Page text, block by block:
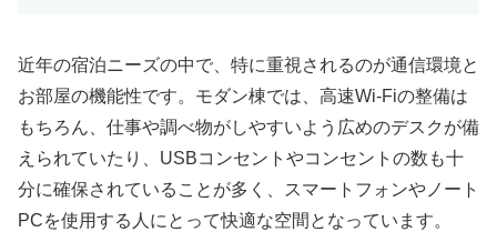
近年の宿泊ニーズの中で、特に重視されるのが通信環境と
お部屋の機能性です。モダン棟では、高速Wi-Fiの整備は
もちろん、仕事や調べ物がしやすいよう広めのデスクが備
えられていたり、USBコンセントやコンセントの数も十
分に確保されていることが多く、スマートフォンやノート
PCを使用する人にとって快適な空間となっています。